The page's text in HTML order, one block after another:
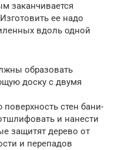
заканчивается
ее надо
вдоль одной
образовать
доску с двумя
стен бани-
и нанести
защитят дерево от
и перепадов